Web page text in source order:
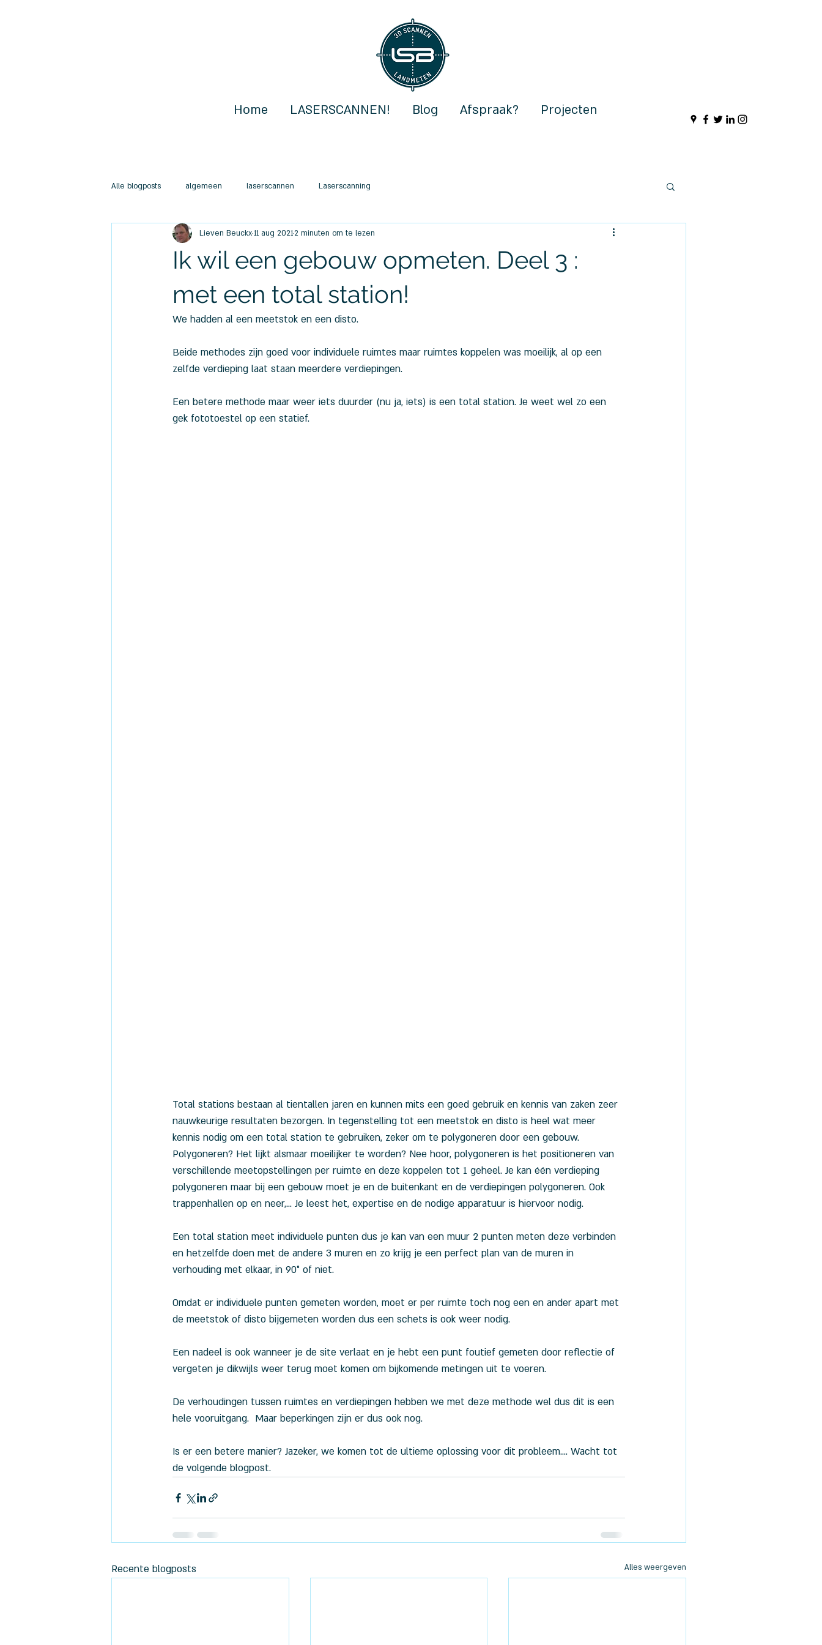
Home LASERSCANNEN! Blog Afspraak? Projecten
Alle blogposts algemeen laserscannen Laserscanning
Ik wil een gebouw opmeten. Deel 3 :
met een total station!
Lieven Beuckx11 aug 20212 minuten om te lezen
We hadden al een meetstok en een disto.
Beide methodes zijn goed voor individuele ruimtes maar ruimtes koppelen was moeilijk, al op een
zelfde verdieping laat staan meerdere verdiepingen.
Een betere methode maar weer iets duurder (nu ja, iets) is een total station. Je weet wel zo een
gek fototoestel op een statief.
Total stations bestaan al tientallen jaren en kunnen mits een goed gebruik en kennis van zaken zeer
nauwkeurige resultaten bezorgen. In tegenstelling tot een meetstok en disto is heel wat meer
kennis nodig om een total station te gebruiken, zeker om te polygoneren door een gebouw.
Polygoneren? Het lijkt alsmaar moeilijker te worden? Nee hoor, polygoneren is het positioneren van
verschillende meetopstellingen per ruimte en deze koppelen tot 1 geheel. Je kan één verdieping
polygoneren maar bij een gebouw moet je en de buitenkant en de verdiepingen polygoneren. Ook
trappenhallen op en neer,... Je leest het, expertise en de nodige apparatuur is hiervoor nodig.
Een total station meet individuele punten dus je kan van een muur 2 punten meten deze verbinden
en hetzelfde doen met de andere 3 muren en zo krijg je een perfect plan van de muren in
verhouding met elkaar, in 90° of niet.
Omdat er individuele punten gemeten worden, moet er per ruimte toch nog een en ander apart met
de meetstok of disto bijgemeten worden dus een schets is ook weer nodig.
Een nadeel is ook wanneer je de site verlaat en je hebt een punt foutief gemeten door reflectie of
vergeten je dikwijls weer terug moet komen om bijkomende metingen uit te voeren.
De verhoudingen tussen ruimtes en verdiepingen hebben we met deze methode wel dus dit is een
hele vooruitgang.  Maar beperkingen zijn er dus ook nog.
Is er een betere manier? Jazeker, we komen tot de ultieme oplossing voor dit probleem.... Wacht tot
de volgende blogpost.
Recente blogposts Alles weergeven